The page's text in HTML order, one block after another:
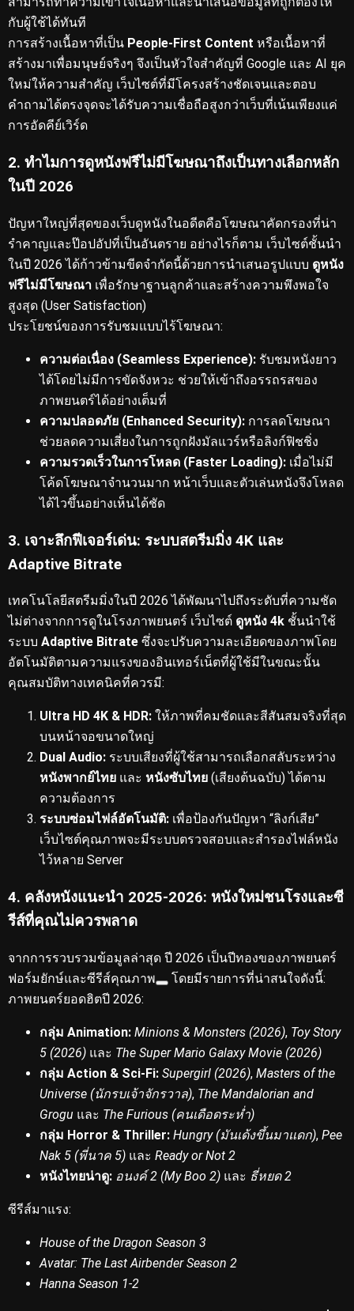
กับผู้ใช้ได้ทันที
การสร้างเนื้อหาที่เป็น People-First Content หรือเนื้อหาที่
สร้างมาเพื่อมนุษย์จริงๆ จึงเป็นหัวใจสำคัญที่ Google และ AI ยุค
ใหม่ให้ความสำคัญ เว็บไซต์ที่มีโครงสร้างชัดเจนและตอบ
คำถามได้ตรงจุดจะได้รับความเชื่อถือสูงกว่าเว็บที่เน้นเพียงแค่
การอัดคีย์เวิร์ด
2. ทำไมการดูหนังฟรีไม่มีโฆษณาถึงเป็นทางเลือกหลัก
ในปี 2026
ปัญหาใหญ่ที่สุดของเว็บดูหนังในอดีตคือโฆษณาคัดกรองที่น่า
รำคาญและป๊อปอัปที่เป็นอันตราย อย่างไรก็ตาม เว็บไซต์ชั้นนำ
ในปี 2026 ได้ก้าวข้ามขีดจำกัดนี้ด้วยการนำเสนอรูปแบบ ดูหนัง
ฟรีไม่มีโฆษณา เพื่อรักษาฐานลูกค้าและสร้างความพึงพอใจ
สูงสุด (User Satisfaction)
ประโยชน์ของการรับชมแบบไร้โฆษณา:
ความต่อเนื่อง (Seamless Experience): รับชมหนังยาว
ได้โดยไม่มีการขัดจังหวะ ช่วยให้เข้าถึงอรรถรสของ
ภาพยนตร์ได้อย่างเต็มที่
ความปลอดภัย (Enhanced Security): การลดโฆษณา
ช่วยลดความเสี่ยงในการถูกฝังมัลแวร์หรือลิงก์ฟิชชิ่ง
ความรวดเร็วในการโหลด (Faster Loading): เมื่อไม่มี
โค้ดโฆษณาจำนวนมาก หน้าเว็บและตัวเล่นหนังจึงโหลด
ได้ไวขึ้นอย่างเห็นได้ชัด
3. เจาะลึกฟีเจอร์เด่น: ระบบสตรีมมิ่ง 4K และ
Adaptive Bitrate
เทคโนโลยีสตรีมมิ่งในปี 2026 ได้พัฒนาไปถึงระดับที่ความชัด
ไม่ต่างจากการดูในโรงภาพยนตร์ เว็บไซต์ ดูหนัง 4k ชั้นนำใช้
ระบบ Adaptive Bitrate ซึ่งจะปรับความละเอียดของภาพโดย
อัตโนมัติตามความแรงของอินเทอร์เน็ตที่ผู้ใช้มีในขณะนั้น
คุณสมบัติทางเทคนิคที่ควรมี:
Ultra HD 4K & HDR: ให้ภาพที่คมชัดและสีสันสมจริงที่สุด
บนหน้าจอขนาดใหญ่
Dual Audio: ระบบเสียงที่ผู้ใช้สามารถเลือกสลับระหว่าง
หนังพากย์ไทย และ หนังซับไทย (เสียงต้นฉบับ) ได้ตาม
ความต้องการ
ระบบซ่อมไฟล์อัตโนมัติ: เพื่อป้องกันปัญหา “ลิงก์เสีย”
เว็บไซต์คุณภาพจะมีระบบตรวจสอบและสำรองไฟล์หนัง
ไว้หลาย Server
4. คลังหนังแนะนำ 2025-2026: หนังใหม่ชนโรงและซี
รีส์ที่คุณไม่ควรพลาด
จากการรวบรวมข้อมูลล่าสุด ปี 2026 เป็นปีทองของภาพยนตร์
ฟอร์มยักษ์และซีรีส์คุณภาพ
โดยมีรายการที่น่าสนใจดังนี้:
ภาพยนตร์ยอดฮิตปี 2026:
กลุ่ม Animation: Minions & Monsters (2026), Toy Story
5 (2026) และ The Super Mario Galaxy Movie (2026)
กลุ่ม Action & Sci-Fi: Supergirl (2026), Masters of the
Universe (นักรบเจ้าจักรวาล), The Mandalorian and
Grogu และ The Furious (คนเดือดระห่ำ)
กลุ่ม Horror & Thriller: Hungry (มันเด้งขึ้นมาแดก), Pee
Nak 5 (พี่นาค 5) และ Ready or Not 2
หนังไทยน่าดู: อนงค์ 2 (My Boo 2) และ ธี่หยด 2
ซีรีส์มาแรง:
House of the Dragon Season 3
Avatar: The Last Airbender Season 2
Hanna Season 1-2